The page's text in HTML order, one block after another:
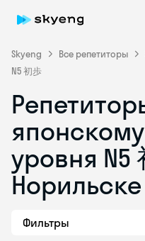
Skyeng Все репетиторы
N5 初歩
уровня N5
Фильтры
Skyeng Chat